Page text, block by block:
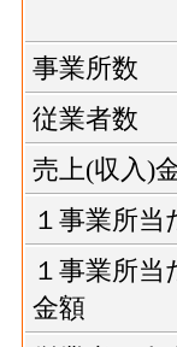
繊維･原材
力使用等額
繊維･製造
(2016)
繊維･粗付
繊維･有形
食料品･原
燃料費と電
食料品･製
生じた年間
食料品･粗
産活動によ
食料品･有
者10人以上
事業所数
従業者数
売上(収入)
１事業所当
１事業所
金額